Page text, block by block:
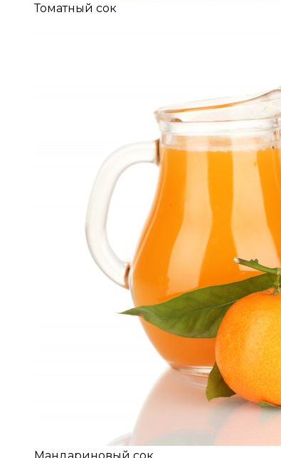
Томатный сок
Мандариновый сок